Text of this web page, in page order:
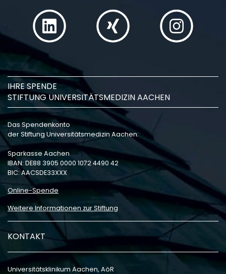
IHRE SPENDE
STIFTUNG UNIVERSITÄTSMEDIZIN AACHEN
Das Spendenkonto
der Stiftung Universitätsmedizin Aachen:
Sparkasse Aachen
IBAN: DE88 3905 0000 1072 4490 42
BIC: AACSDE33XXX
Online-Spende
Weitere Informationen zur Stiftung
KONTAKT
Universitätsklinikum Aachen, AöR